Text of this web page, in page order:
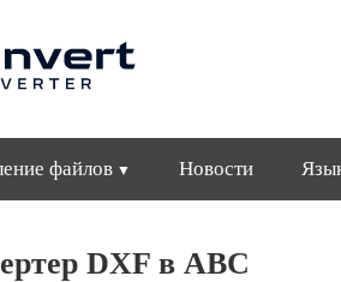
файлов Новости
DXF в ABC